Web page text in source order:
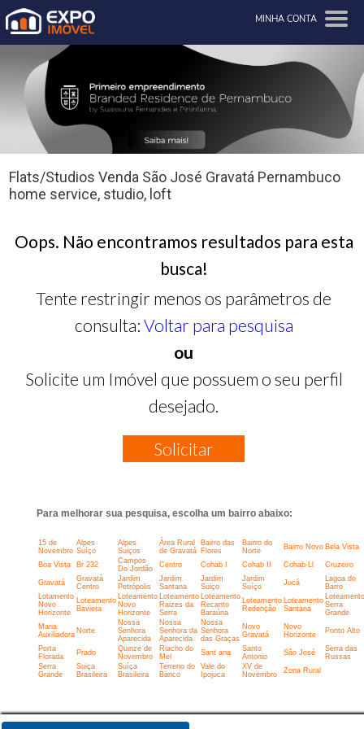
MINHA CONTA
Flats/Studios Venda São José Gravatá Pernambuco
home service, studio, loft
Oops. Não encontramos resultados para esta
busca!
Tente restringir menos os parâmetros de
consulta: Voltar para pesquisa
ou
Solicite um Imóvel que possuem o seu perfil
desejado.
Solicitar
Para melhorar sua pesquisa, escolha um bairro abaixo:
15 de
Novembro
Alpes
Suíço
Alpes
Suiços
Área Rural
de Gravatá
Bairro das
Flores
Bairro do
Norte
Bairro Novo Bela Vista
Boa Vista Br 232
Campos
Do Jordão
Centro Cohab I Cohab II Cohab-Ll Cruzeiro
Gravatá
Gravatá
Centro
Jardim
Petrópolis
Jardim
Santana
Jardim
Suiço
Jardim
Suíço
Jucá
Lagoa do
Barro
Lotamento
Novo
Horizonte
Loteamento
Baviera
Loteamento
Novo
Horizonte
Loteamento
Raizes da
Serra
Loteamento
Recanto
Baraúna
Loteamento
Redenção
Loteamento
Santana
Loteamento
Serra
Grande
Maria
Auxiliadora Norte
Nossa
Senhora
Aparecida
Nossa
Senhora da
Aparecida
Nossa
Senhora
das Graças
Novo
Gravatá
Novo
Horizonte
Ponto Alto
Porta
Florada
Prado
Quinze de
Novembro
Riacho do
Mel
Sant ana
Santo
Antonio
São José
Serra das
Russas
Serra
Grande
Suiça
Brasileira
Suíça
Brasileira
Terreno do
Banco
Vale do
Ipojuca
XV de
Novembro
Zona Rural